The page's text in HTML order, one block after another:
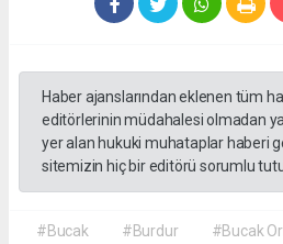
Haber ajanslarından eklenen tüm
editörlerinin müdahalesi olmadan
yer alan hukuki muhataplar haberi
sitemizin hiç bir editörü sorumlu
#Bucak #Burdur
#Bucak